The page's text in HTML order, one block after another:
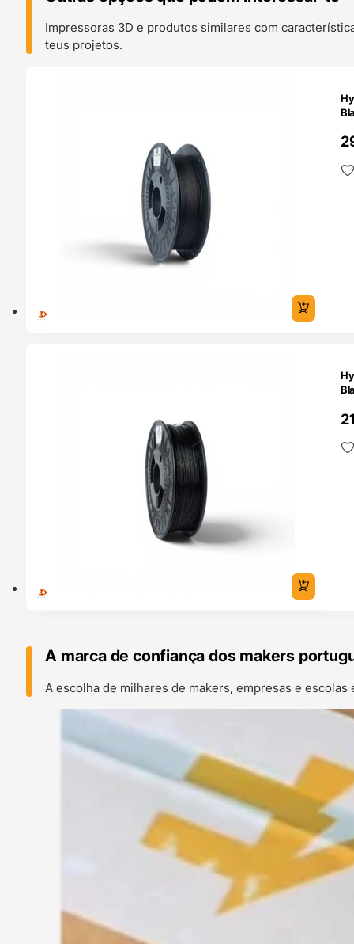
Impressoras 3D e produtos similares com
teus projetos.
A marca de confiança dos makers
A escolha de milhares de makers, empresas e escolas